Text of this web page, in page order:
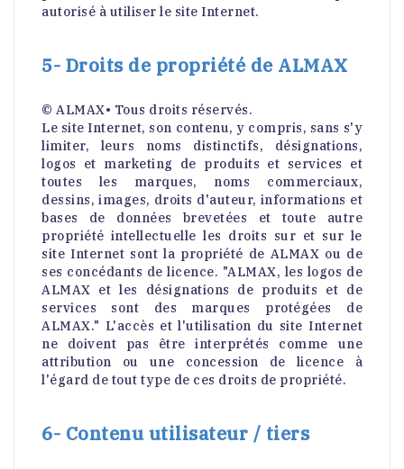
autorisé à utiliser le site Internet.
5- Droits de propriété de ALMAX
© ALMAX• Tous droits réservés.
Le site Internet, son contenu, y compris, sans s'y
limiter, leurs noms distinctifs, désignations,
logos et marketing de produits et services et
toutes les marques, noms commerciaux,
dessins, images, droits d'auteur, informations et
bases de données brevetées et toute autre
propriété intellectuelle les droits sur et sur le
site Internet sont la propriété de ALMAX ou de
ses concédants de licence. "ALMAX, les logos de
ALMAX et les désignations de produits et de
services sont des marques protégées de
ALMAX." L'accès et l'utilisation du site Internet
ne doivent pas être interprétés comme une
attribution ou une concession de licence à
l'égard de tout type de ces droits de propriété.
6- Contenu utilisateur / tiers